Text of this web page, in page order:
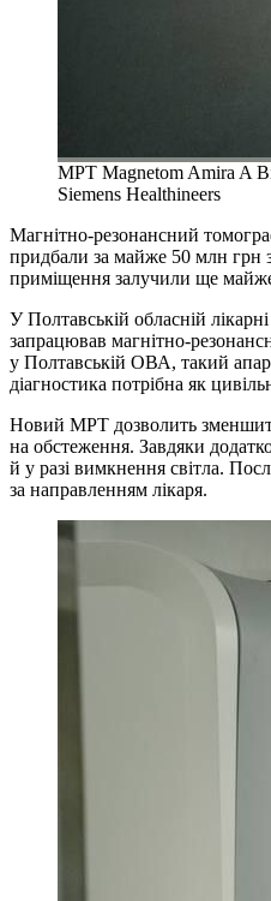
МРТ Magnetom Amira A
Siemens Healthineers
Магнітно-резонансний
придбали за майже 50 млн грн
приміщення залучили ще
У Полтавській обласній
запрацював магнітно-
у Полтавській ОВА, такий
діагностика потрібна як
Новий МРТ дозволить
на обстеження. Завдяки
й у разі вимкнення світла.
за направленням лікаря.